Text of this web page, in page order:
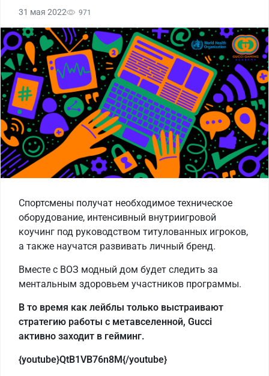
31 мая 2022 971
Спортсмены получат необходимое техническое
оборудование, интенсивный внутриигровой
коучинг под руководством титулованных игроков,
а также научатся развивать личный бренд.
Вместе с ВОЗ модный дом будет следить за
ментальным здоровьем участников программы.
В то время как лейблы только выстраивают
стратегию работы с метавселенной, Gucci
активно заходит в гейминг.
{youtube}QtB1VB76n8M{/youtube}